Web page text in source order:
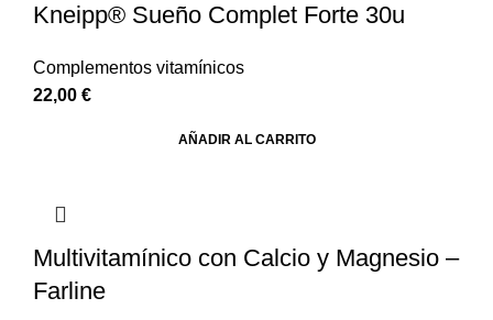
Kneipp® Sueño Complet Forte 30u
Complementos vitamínicos
22,00 €
AÑADIR AL CARRITO
Multivitamínico con Calcio y Magnesio –
Farline